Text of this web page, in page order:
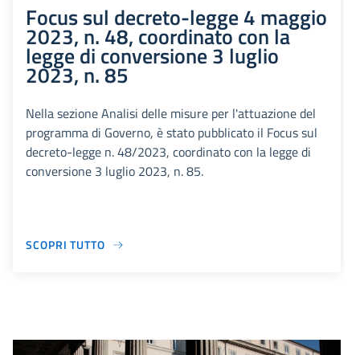
Focus sul decreto-legge 4 maggio
2023, n. 48, coordinato con la
legge di conversione 3 luglio
2023, n. 85
Nella sezione Analisi delle misure per l'attuazione del
programma di Governo, è stato pubblicato il Focus sul
decreto-legge n. 48/2023, coordinato con la legge di
conversione 3 luglio 2023, n. 85.
SCOPRI TUTTO